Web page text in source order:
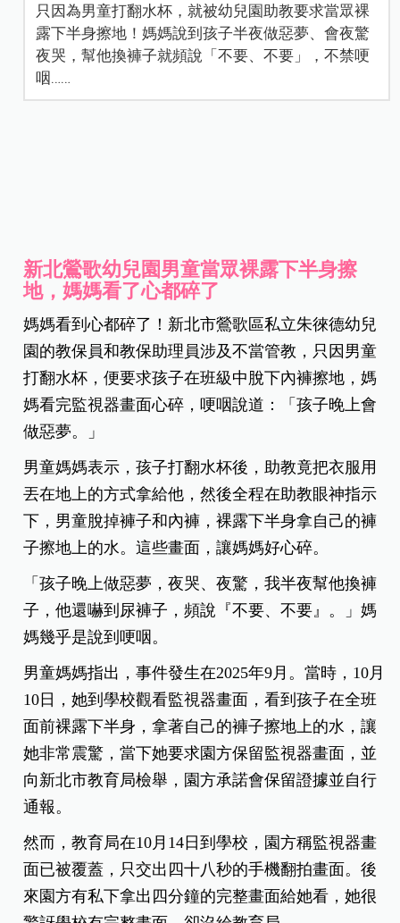
只因為男童打翻水杯，就被幼兒園助教要求當眾裸
露下半身擦地！媽媽說到孩子半夜做惡夢、會夜驚
夜哭，幫他換褲子就頻說「不要、不要」，不禁哽
咽……
新北鶯歌幼兒園男童當眾裸露下半身擦
地，媽媽看了心都碎了
媽媽看到心都碎了！新北市鶯歌區私立朱徠德幼兒
園的教保員和教保助理員涉及不當管教，只因男童
打翻水杯，便要求孩子在班級中脫下內褲擦地，媽
媽看完監視器畫面心碎，哽咽說道：「孩子晚上會
做惡夢。」
男童媽媽表示，孩子打翻水杯後，助教竟把衣服用
丟在地上的方式拿給他，然後全程在助教眼神指示
下，男童脫掉褲子和內褲，裸露下半身拿自己的褲
子擦地上的水。這些畫面，讓媽媽好心碎。
「孩子晚上做惡夢，夜哭、夜驚，我半夜幫他換褲
子，他還嚇到尿褲子，頻說『不要、不要』。」媽
媽幾乎是說到哽咽。
男童媽媽指出，事件發生在2025年9月。當時，10月
10日，她到學校觀看監視器畫面，看到孩子在全班
面前裸露下半身，拿著自己的褲子擦地上的水，讓
她非常震驚，當下她要求園方保留監視器畫面，並
向新北市教育局檢舉，園方承諾會保留證據並自行
通報。
然而，教育局在10月14日到學校，園方稱監視器畫
面已被覆蓋，只交出四十八秒的手機翻拍畫面。後
來園方有私下拿出四分鐘的完整畫面給她看，她很